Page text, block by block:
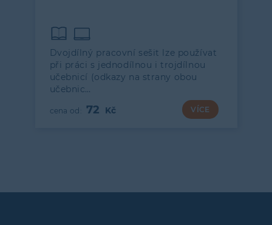
Dvojdílný pracovní sešit lze používat
při práci s jednodílnou i trojdílnou
učebnicí (odkazy na strany obou
učebnic…
72 VÍCE